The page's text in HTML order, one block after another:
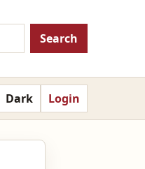
Search
Dark Login